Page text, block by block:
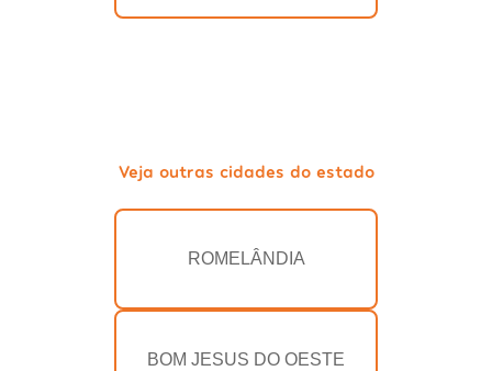
Veja outras cidades do estado
ROMELÂNDIA
BOM JESUS DO OESTE